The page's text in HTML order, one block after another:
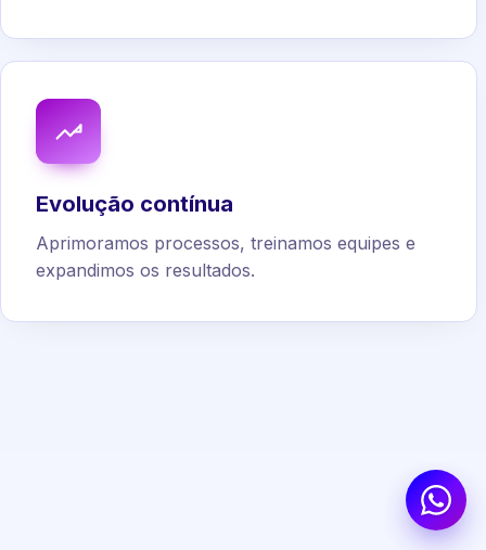
Evolução contínua
Aprimoramos processos, treinamos equipes e
expandimos os resultados.